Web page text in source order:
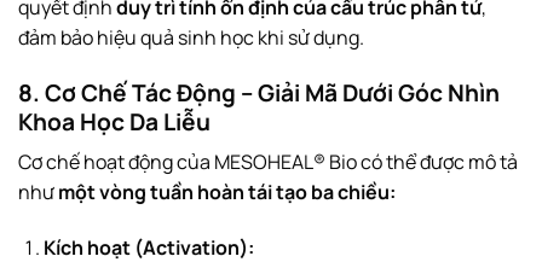
quyết địnhduy trì tính ổn định của cấu trúc phân tử,
đảm bảo hiệu quả sinh học khi sử dụng.
8. Cơ Chế Tác Động – Giải Mã Dưới Góc Nhìn
Khoa Học Da Liễu
Cơ chế hoạt động của MESOHEAL® Bio có thể được mô tả
nhưmột vòng tuần hoàn tái tạo ba chiều:
Kích hoạt (Activation):